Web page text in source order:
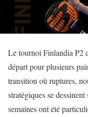
Le tournoi Finlandia P2
départ pour plusieurs
transition où ruptures,
stratégiques se
semaines ont été